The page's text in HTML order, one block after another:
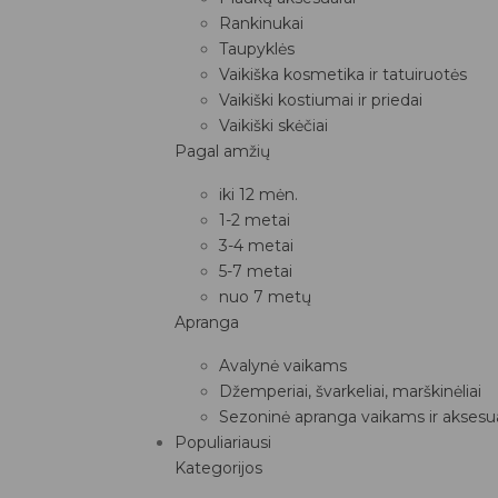
Rankinukai
Taupyklės
Vaikiška kosmetika ir tatuiruotės
Vaikiški kostiumai ir priedai
Vaikiški skėčiai
Pagal amžių
iki 12 mėn.
1-2 metai
3-4 metai
5-7 metai
nuo 7 metų
Apranga
Avalynė vaikams
Džemperiai, švarkeliai, marškinėliai
Sezoninė apranga vaikams ir
Populiariausi
Kategorijos